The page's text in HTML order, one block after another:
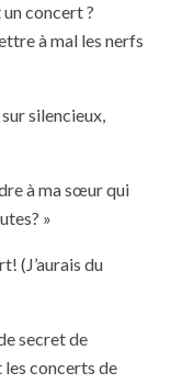
concert ?
à mal les nerfs
silencieux,
à ma sœur qui
»
(J’aurais du
secret de
concerts de